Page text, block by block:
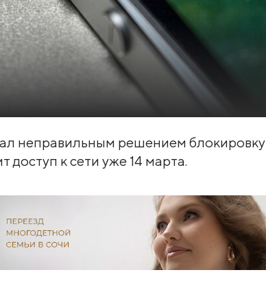
неправильным решением блокировку
доступ к сети уже 14 марта.